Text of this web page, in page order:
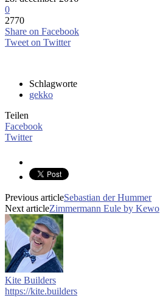
0
2770
Share on Facebook
Tweet on Twitter
Schlagworte
gekko
Teilen
Facebook
Twitter
Previous articleSebastian der Hummer
Next articleZimmermann Eule by Kewo
Kite Builders
https://kite.builders